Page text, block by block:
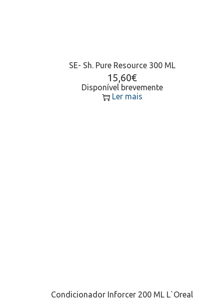
SE- Sh. Pure Resource 300 ML
15,60€
Disponível brevemente
Ler mais
Condicionador Inforcer 200 ML L`Oreal